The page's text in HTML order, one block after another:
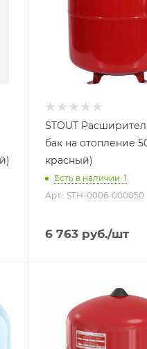
Присоединение бака
Гарантийный срок
2 года
STOUT
бак на отопление
красный)
Есть в наличии: 1
Арт.: STH-0006-000050
6 763 руб./шт
Назначение бака
Для отопления